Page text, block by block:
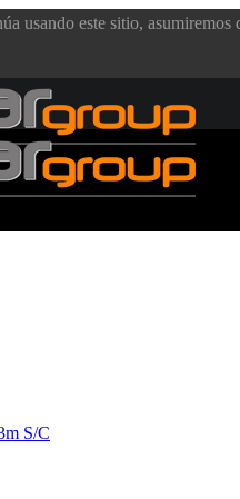
usando este sitio, asumiremos
S/C